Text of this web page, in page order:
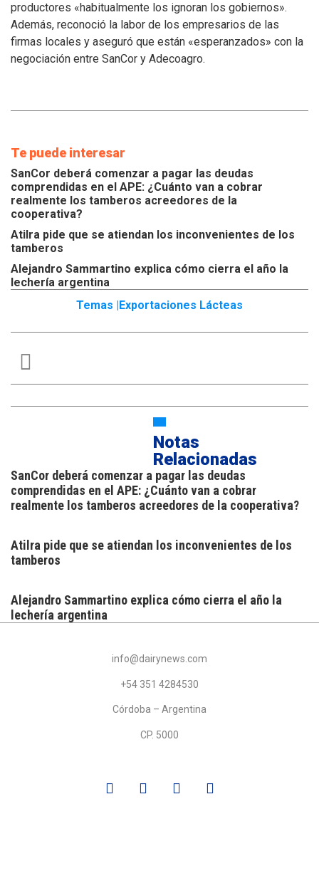
inconvenientes
de
los
tamberos
productores «habitualmente los ignoran los gobiernos».
Además, reconoció la labor de los empresarios de las
firmas locales y aseguró que están «esperanzados» con la
negociación entre SanCor y Adecoagro.
Te puede interesar
SanCor deberá comenzar a pagar las deudas
comprendidas en el APE: ¿Cuánto van a cobrar
realmente los tamberos acreedores de la
cooperativa?
Atilra pide que se atiendan los inconvenientes de los
tamberos
Alejandro Sammartino explica cómo cierra el año la
lechería argentina
Temas |
Exportaciones Lácteas
Notas
Relacionadas
SanCor deberá comenzar a pagar las deudas
comprendidas en el APE: ¿Cuánto van a cobrar
realmente los tamberos acreedores de la cooperativa?
Atilra pide que se atiendan los inconvenientes de los
tamberos
Alejandro Sammartino explica cómo cierra el año la
lechería argentina
info@dairynews.com
+54 351 4284530
Córdoba – Argentina
CP. 5000